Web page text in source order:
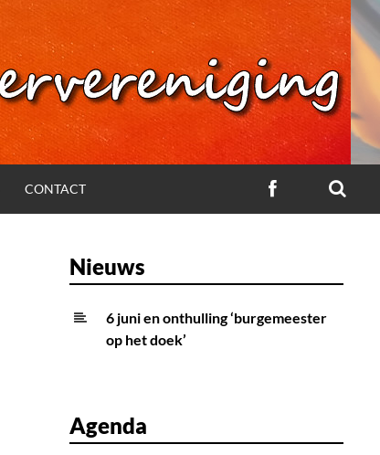
CONTACT
Nieuws
6 juni en onthulling ‘burgemeester
op het doek’
Agenda